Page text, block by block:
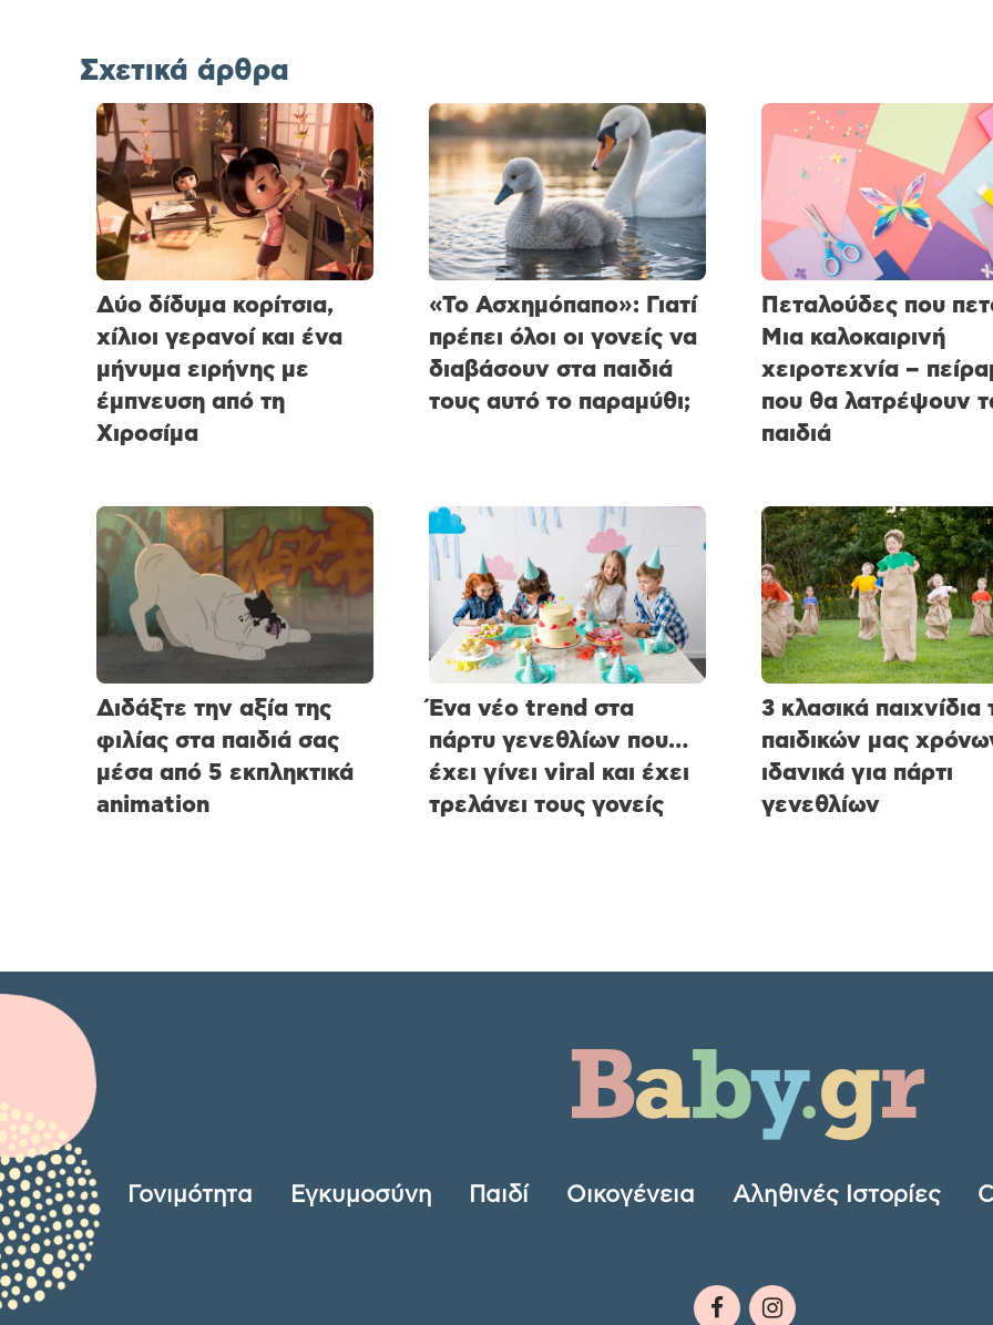
Σχετικά άρθρα
Δύο δίδυμα κορίτσια,
χίλιοι γερανοί και ένα
μήνυμα ειρήνης με
έμπνευση από τη
Χιροσίμα
«Το Ασχημόπαπο»: Γιατί
πρέπει όλοι οι γονείς να
διαβάσουν στα παιδιά
τους αυτό το παραμύθι;
Πεταλούδες που
Μια καλοκαιρινή
χειροτεχνία –
που θα λατρέψουν
παιδιά
Διδάξτε την αξία της
φιλίας στα παιδιά σας
μέσα από 5 εκπληκτικά
animation
Ένα νέο trend στα
πάρτυ γενεθλίων που…
έχει γίνει viral και έχει
τρελάνει τους γονείς
3 κλασικά παιχνίδια
παιδικών μας
ιδανικά για πάρτι
γενεθλίων
Γονιμότητα Εγκυμοσύνη Παιδί Οικογένεια Αληθινές Ιστορίες